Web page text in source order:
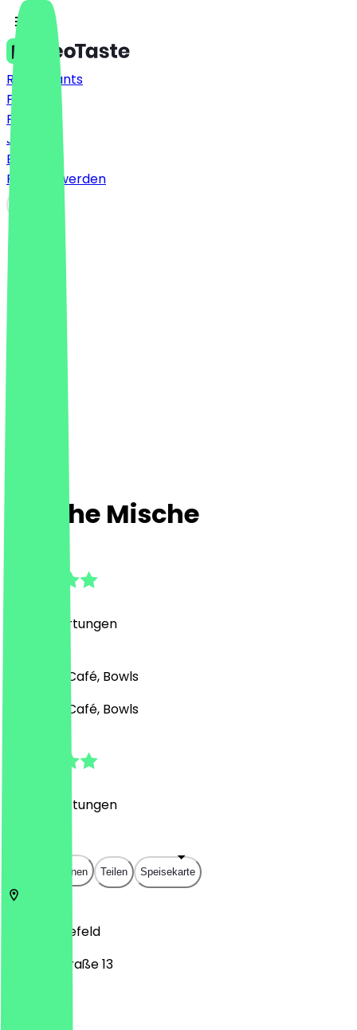
Restaurants
Preise
FAQ
Jobs
Blog
Partner werden
Frische Mische
Bewertungen
Bäckerei, Café, Bowls
Bäckerei, Café, Bowls
Bewertungen
In App öffnen Teilen Speisekarte
Bielefeld
Wilhelmstraße 13